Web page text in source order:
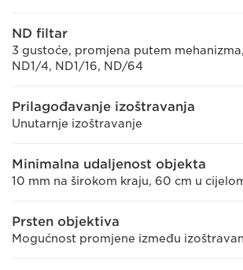
ND filtar
3 gustoće, promjena putem
ND1/4, ND1/16, ND/64
Prilagođavanje izoštravanja
Unutarnje izoštravanje
Minimalna udaljenost objekta
10 mm na širokom kraju, 60 cm u
Prsten objektiva
Mogućnost promjene između